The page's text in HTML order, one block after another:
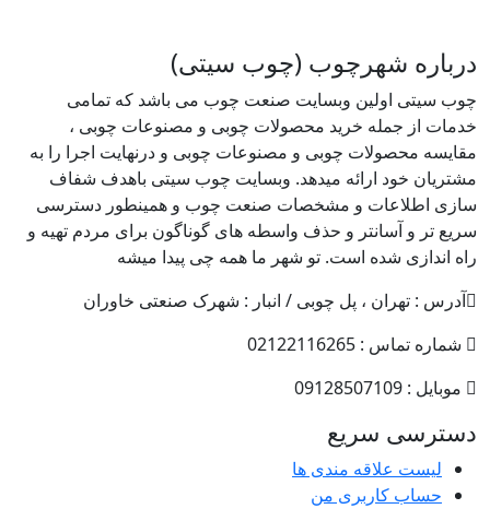
درباره شهرچوب (چوب سیتی)
چوب سیتی اولین وبسایت صنعت چوب می باشد که تمامی
خدمات از جمله خرید محصولات چوبی و مصنوعات چوبی ،
مقایسه محصولات چوبی و مصنوعات چوبی و درنهایت اجرا را به
مشتریان خود ارائه میدهد. وبسایت چوب سیتی باهدف شفاف
سازی اطلاعات و مشخصات صنعت چوب و همینطور دسترسی
سریع تر و آسانتر و حذف واسطه های گوناگون برای مردم تهیه و
راه اندازی شده است. تو شهر ما همه چی پیدا میشه
آدرس : تهران ، پل چوبی / انبار : شهرک صنعتی خاوران
شماره تماس : 02122116265
موبایل : 09128507109
دسترسی سریع
لیست علاقه مندی ها
حساب کاربری من